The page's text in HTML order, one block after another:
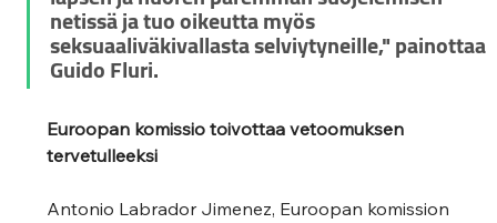
netissä ja tuo oikeutta myös
seksuaaliväkivallasta selviytyneille," painottaa
Guido Fluri.
Euroopan komissio toivottaa vetoomuksen
tervetulleeksi
Antonio Labrador Jimenez, Euroopan komission